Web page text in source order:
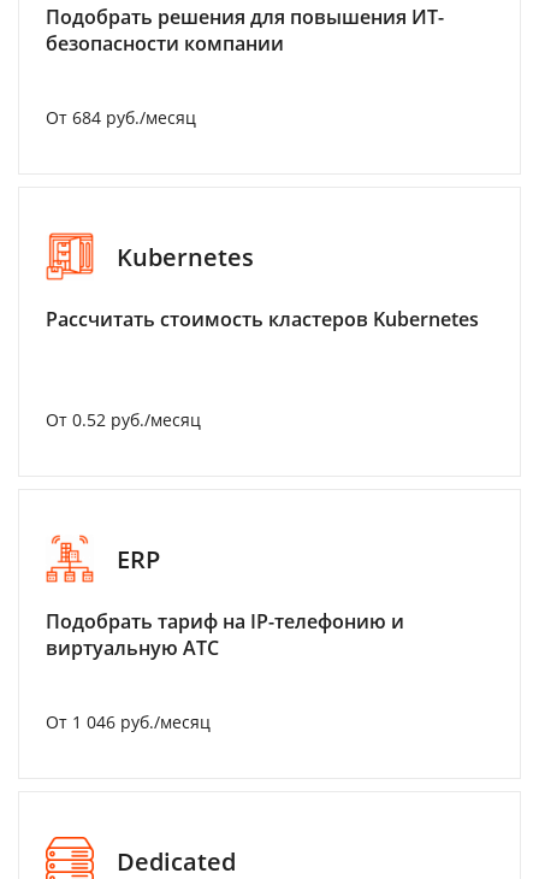
Подобрать решения для повышения ИТ-
безопасности компании
От 684 руб./месяц
Kubernetes
Рассчитать стоимость кластеров Kubernetes
От 0.52 руб./месяц
ERP
Подобрать тариф на IP-телефонию и
виртуальную АТС
От 1 046 руб./месяц
Dedicated